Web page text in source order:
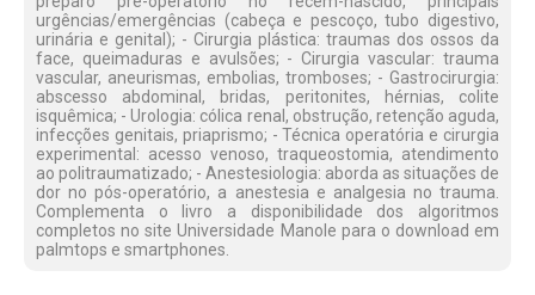
urgências/emergências (cabeça e pescoço, tubo digestivo,
urinária e genital); - Cirurgia plástica: traumas dos ossos da
face, queimaduras e avulsões; - Cirurgia vascular: trauma
vascular, aneurismas, embolias, tromboses; - Gastrocirurgia:
abscesso abdominal, bridas, peritonites, hérnias, colite
isquêmica; - Urologia: cólica renal, obstrução, retenção aguda,
infecções genitais, priaprismo; - Técnica operatória e cirurgia
experimental: acesso venoso, traqueostomia, atendimen­to
ao politraumatizado; - Anestesiologia: aborda as situações de
dor no pós-operatório, a anestesia e analgesia no trauma.
Complementa o livro a disponibilidade dos algoritmos
completos no site Universidade Manole para o download em
palmtops e smartphones.